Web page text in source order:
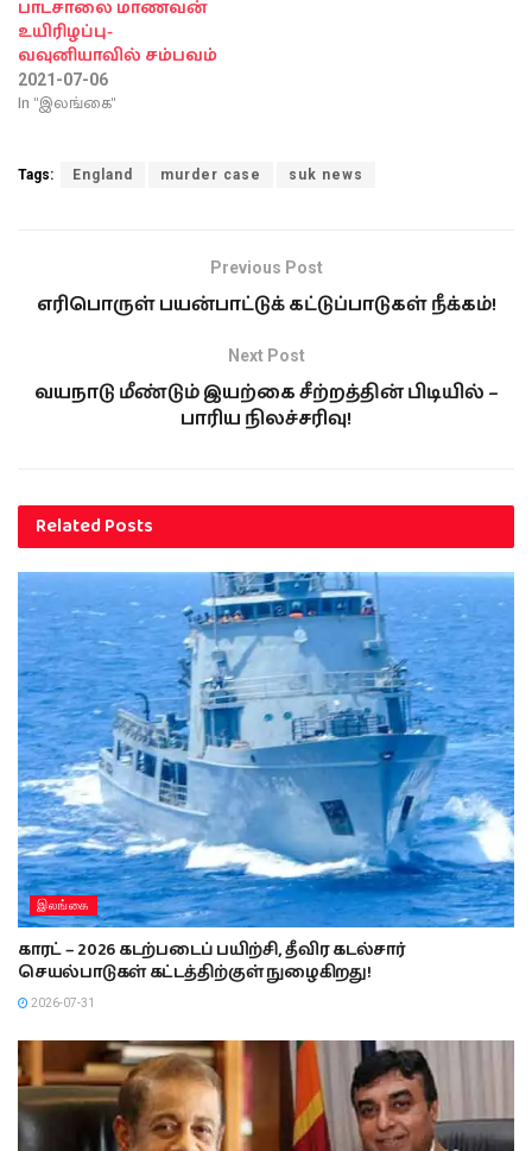
பாடசாலை மாணவன்
உயிரிழப்பு-
வவுனியாவில் சம்பவம்
2021-07-06
In "இலங்கை"
Tags: England murder case suk news
Previous Post
எரிபொருள் பயன்பாட்டுக் கட்டுப்பாடுகள் நீக்கம்!
Next Post
வயநாடு மீண்டும் இயற்கை சீற்றத்தின் பிடியில் –
பாரிய நிலச்சரிவு!
RelatedPosts
இலங்கை
காரட் – 2026 கடற்படைப் பயிற்சி, தீவிர கடல்சார்
செயல்பாடுகள் கட்டத்திற்குள் நுழைகிறது!
2026-07-31